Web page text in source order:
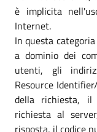
è implicita
Internet.
In questa
a dominio dei
utenti, gli
Resource
della richiesta,
richiesta al
risposta, il codice